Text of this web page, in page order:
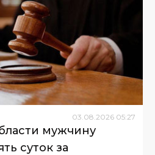
03 08 2026 05:27
мужчину
суток за